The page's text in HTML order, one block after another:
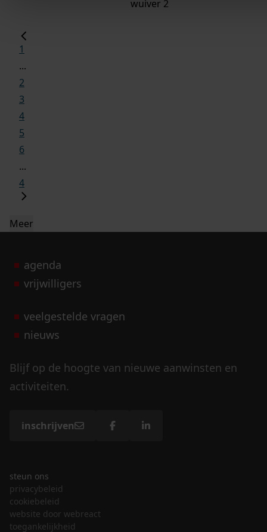
wuiver 2
1
...
2
3
4
5
6
...
4
Meer
agenda
vrijwilligers
veelgestelde vragen
nieuws
Blijf op de hoogte van nieuwe aanwinsten en
activiteiten.
inschrijven
steun ons
privacybeleid
cookiebeleid
website door webreact
toegankelijkheid